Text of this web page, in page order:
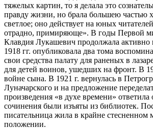
тяжелых картин, то я делала это
правду жизни, но брала большею частью
светлое; оно действует на юных
отрадно, примиряюще». В годы Первой
Клавдия Лукашевич продолжала активно
1918 гг. опубликовала два тома
свои средства палату для раненых в
для детей воинов, ушедших на фронт. В
войне сына. В 1921 г. вернулась в
Луначарского и на предложение
произведения «в духе времени» ответила
сочинения были изъяты из библиотек.
писательница жила в крайне стесненном
положении.